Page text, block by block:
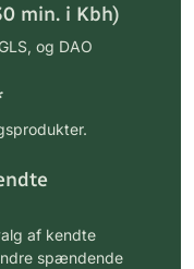
min. i Kbh)
og DAO
af kendte
spændende